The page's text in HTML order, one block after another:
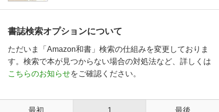
書誌検索オプションについて
ただいま「Amazon和書」検索の仕組みを変更しておりま
す。検索で本が見つからない場合の対処法など、詳しくは
こちらのお知らせをご確認ください。